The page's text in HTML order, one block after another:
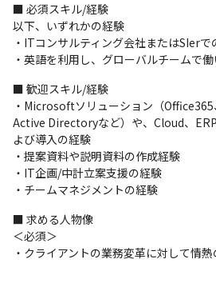
届けするところまで責任を持てるため、
る提案ができます
・プロジェクトの初期段階からかかわる
体により大きな影響を与えることがで
・海外エキスパートとのコラボレーショ
様なバックグラウンド/スキル/思想を持
フラットな環境で仕事ができます
■ 必須スキル/経験
以下、いずれかの経験
・ITコンサルティング会社またはSIer
・英語を利用し、グローバルチームで
■ 歓迎スキル/経験
・Microsoftソリューション（
Active Directoryなど）や、Cloud、
よび導入の経験
・提案資料や説明資料の作成経験
・IT企画/中計立案支援の経験
・チームマネジメントの経験
■ 求める人物像
＜必須＞
・クライアントの業務変革に対して情